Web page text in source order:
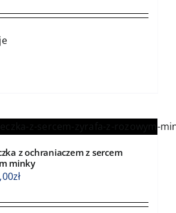
od
z ochraniaczem z sercem
minky
złZakres
od